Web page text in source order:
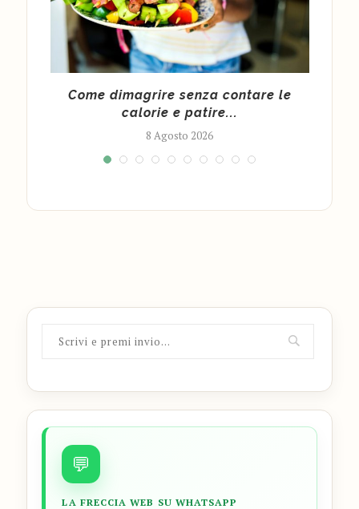
Come dimagrire senza contare le
calorie e patire...
8 Agosto 2026
💬
LA FRECCIA WEB SU WHATSAPP